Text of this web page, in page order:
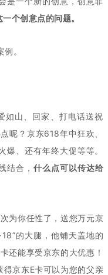
个创意点的问题。
。
如山、回家、打电话送祝
呢？京东618年中狂欢、
爆、还有年终大促等等。
结合，什么点可以传达给
为你任性了，送您万元京
的大腿，他铺天盖地的
还能享受京东的大优惠！
京东E卡可以为您的父亲